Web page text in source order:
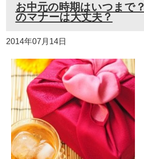
お中元の時期はいつまで
のマナーは大丈夫？
2014年07月14日